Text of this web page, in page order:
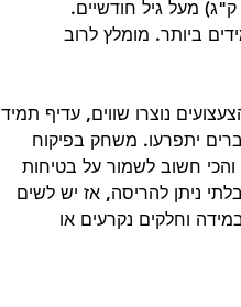
ביותר. מומלץ לרוב
נוצרו שווים, עדיף תמיד
יתפרעו. משחק בפיקוח
והכי חשוב לשמור על בטיחות
ניתן להריסה, אז יש לשים
וחלקים נקרעים או